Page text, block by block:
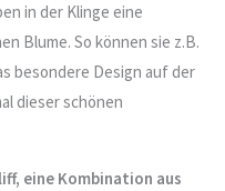
in der Klinge eine
Blume. So können sie z.B.
besondere Design auf der
dieser schönen
eine Kombination aus